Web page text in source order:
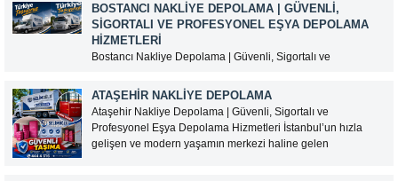
merkezleri ve ulaşım kolaylığı sayesinde nakliye ve eşya
depolama hizmetlerine sık ihtiyaç duyulan semtlerden biridir.
Taşınma, ev tadilatı, kentsel...
BOSTANCI NAKLIYE DEPOLAMA | GÜVENLI,
SIGORTALI VE PROFESYONEL EŞYA DEPOLAMA
HIZMETLERI
Bostancı Nakliye Depolama | Güvenli, Sigortalı ve
Yakası’nda önemli ulaşım noktalarından biri olan Bostancı,
ev ve iş yeri taşımacılığı ile eşya depolama hizmetlerine
yoğun talep gören bölgeler arasında yer almaktadır.
Marmaray, metro ve ana...
ATAŞEHIR NAKLIYE DEPOLAMA
Ataşehir Nakliye Depolama | Güvenli, Sigortalı ve
Profesyonel Eşya Depolama Hizmetleri İstanbul’un hızla
gelişen ve modern yaşamın merkezi haline gelen